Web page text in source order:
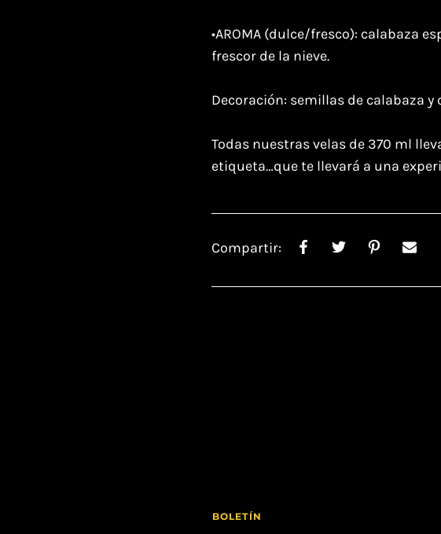
•AROMA (dulce/fresco): calabaza
frescor de la nieve.
Decoración: semillas de calabaza y
Todas nuestras velas de 370 ml
etiqueta…que te llevará a una
Compartir:
BOLETÍN